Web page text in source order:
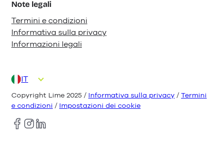
Note legali
Termini e condizioni
Informativa sulla privacy
Informazioni legali
IT
Copyright Lime 2025 / Informativa sulla privacy / Termini
e condizioni / Impostazioni dei cookie